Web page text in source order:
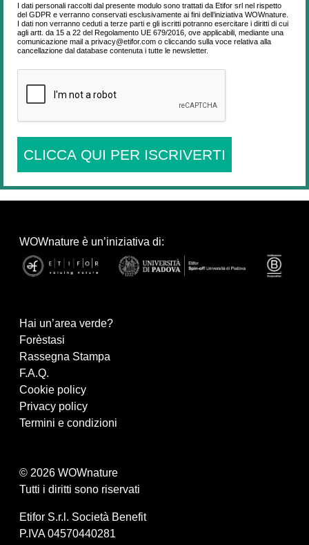
I dati personali raccolti dal presente modulo sono trattati da Etifor srl nel rispetto
del GDPR e verranno conservati esclusivamente ai fini dell’iniziativa WOWnature.
I dati non verranno ceduti a terze parti e gli iscritti potranno esercitare i diritti di cui
agli artt. da 15 a 22 del Regolamento UE 679/2016, ove applicabili, mediante una
comunicazione mail a privacy@etifor.com o cliccando sulla voce relativa alla
cancellazione dal database contenuta i tutte le newsletter.
CLICCA QUI PER ISCRIVERTI
WOWnature è un’iniziativa di:
Hai un’area verde?
Forèstasi
Rassegna Stampa
F.A.Q.
Cookie policy
Privacy policy
Termini e condizioni
© 2026 WOWnature
Tutti i diritti sono riservati
Etifor S.r.l. Società Benefit
P.IVA 04570440281